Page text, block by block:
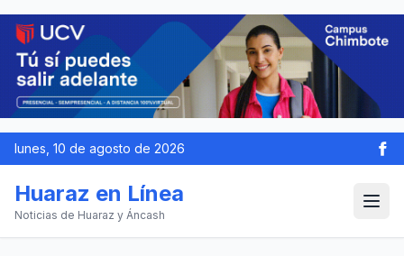
lunes, 10 de agosto de 2026
Huaraz en Línea
Noticias de Huaraz y Áncash